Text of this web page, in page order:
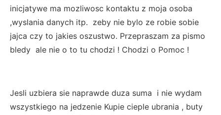
inicjatywe ma mozliwosc kontaktu z moja osoba
,wyslania danych itp. zeby nie bylo ze robie sobie
jajca czy to jakies oszustwo. Przepraszam za pismo
bledy ale nie o to tu chodzi ! Chodzi o Pomoc !
Jesli uzbiera sie naprawde duza suma i nie wydam
wszystkiego na jedzenie Kupie cieple ubrania , buty